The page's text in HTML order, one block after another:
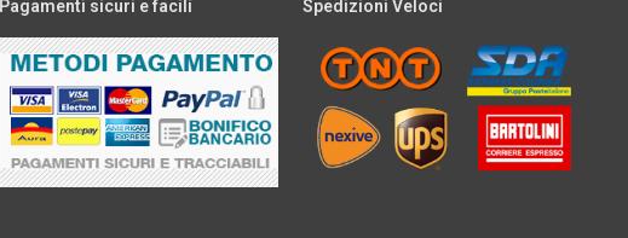
Pagamenti sicuri e facili Spedizioni Veloci